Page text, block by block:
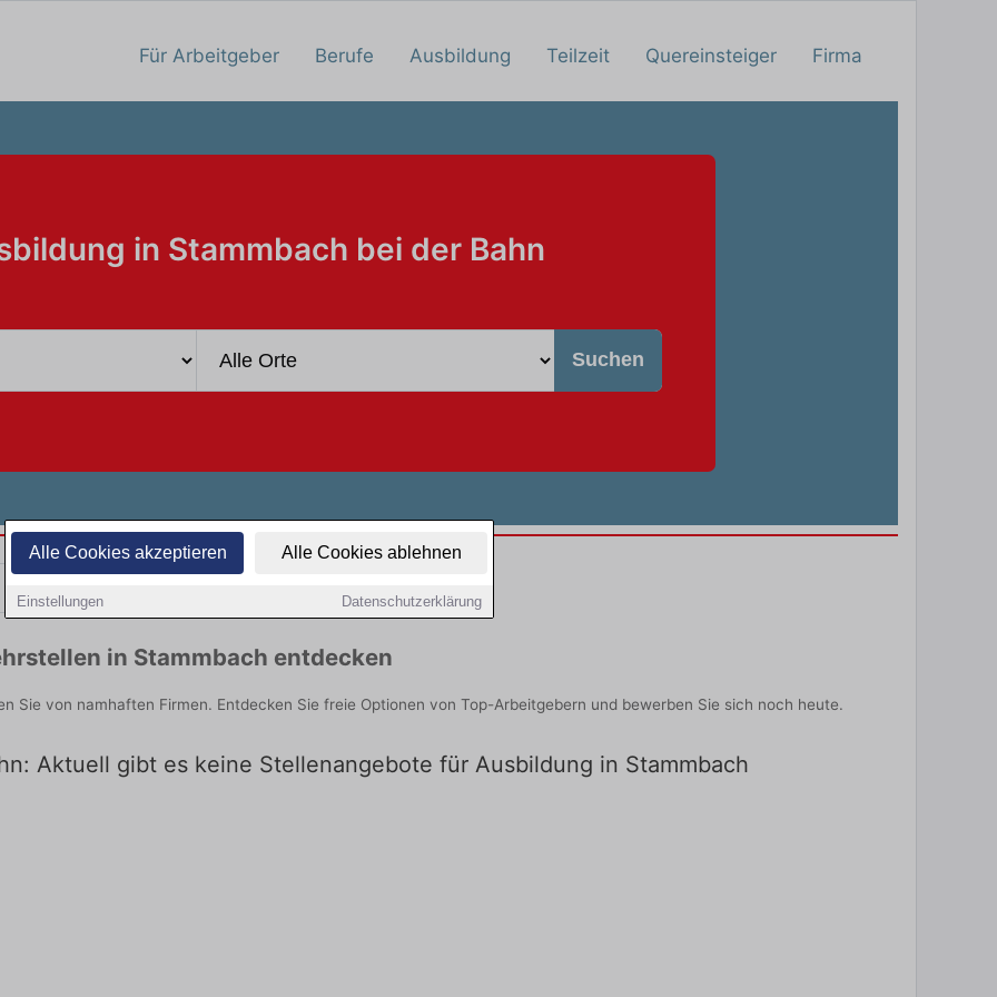
Alle Cookies akzeptieren Alle Cookies ablehnen
Einstellungen Datenschutzerklärung
Für Arbeitgeber Berufe Ausbildung Teilzeit Quereinsteiger Firma
in Stammbach bei der Bahn
Suchen
in Stammbach entdecken
Sie von namhaften Firmen. Entdecken Sie freie Optionen von Top-Arbeitgebern und bewerben Sie sich noch heute.
Aktuell gibt es keine Stellenangebote für Ausbildung in Stammbach